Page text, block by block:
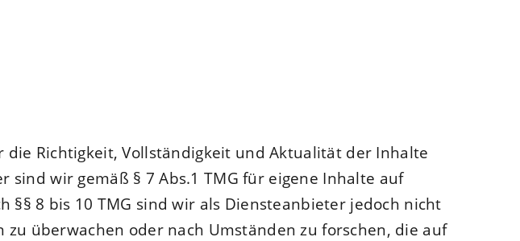
Richtigkeit, Vollständigkeit und Aktualität der Inhalte
wir gemäß § 7 Abs.1 TMG für eigene Inhalte auf
§§ 8 bis 10 TMG sind wir als Diensteanbieter jedoch nicht
überwachen oder nach Umständen zu forschen, die auf